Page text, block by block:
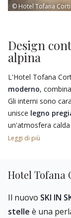
© Hotel Tofana
Design
alpina
L'Hotel Tofana
moderno,
Gli interni sono
unisce legno
un'atmosfera
contemporaneo si
un'esperienza di
Leggi di più
Hotel Tofana
Il nuovo SKI IN
stelle è una